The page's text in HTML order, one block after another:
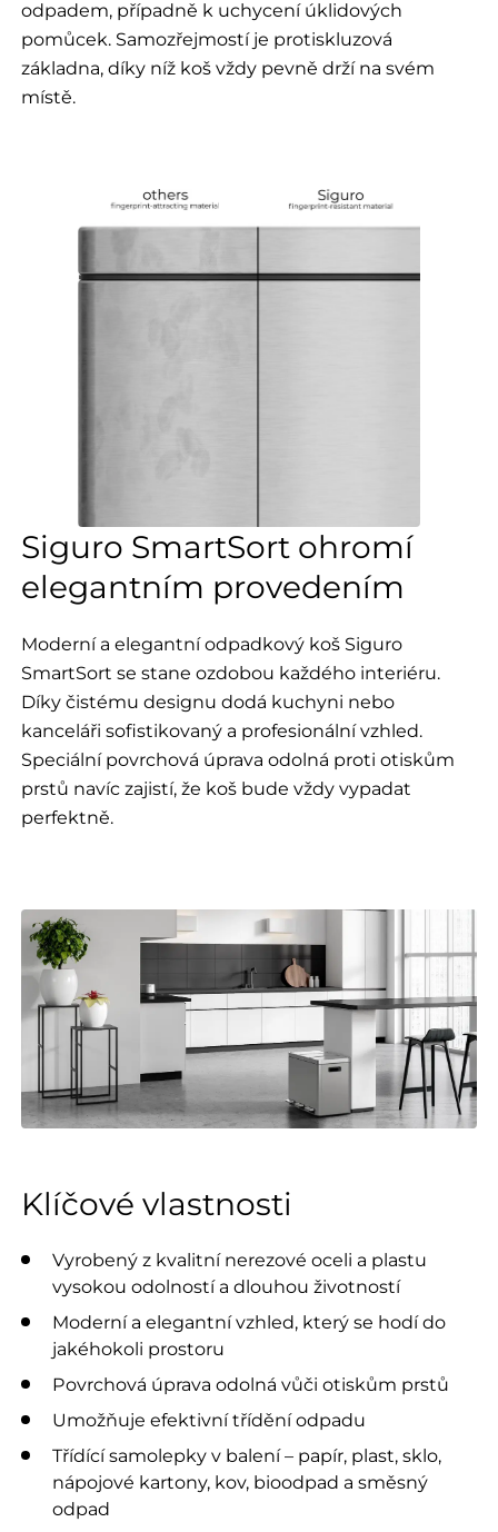
odpadem, případně k uchycení úklidových
pomůcek. Samozřejmostí je protiskluzová
základna, díky níž koš vždy pevně drží na svém
místě.
Siguro SmartSort ohromí
elegantním provedením
Moderní a elegantní odpadkový koš Siguro
SmartSort se stane ozdobou každého interiéru.
Díky čistému designu dodá kuchyni nebo
kanceláři sofistikovaný a profesionální vzhled.
Speciální povrchová úprava odolná proti otiskům
prstů navíc zajistí, že koš bude vždy vypadat
perfektně.
Klíčové vlastnosti
Vyrobený z kvalitní nerezové oceli a plastu
vysokou odolností a dlouhou životností
Moderní a elegantní vzhled, který se hodí do
jakéhokoli prostoru
Povrchová úprava odolná vůči otiskům prstů
Umožňuje efektivní třídění odpadu
Třídící samolepky v balení – papír, plast, sklo,
nápojové kartony, kov, bioodpad a směsný
odpad